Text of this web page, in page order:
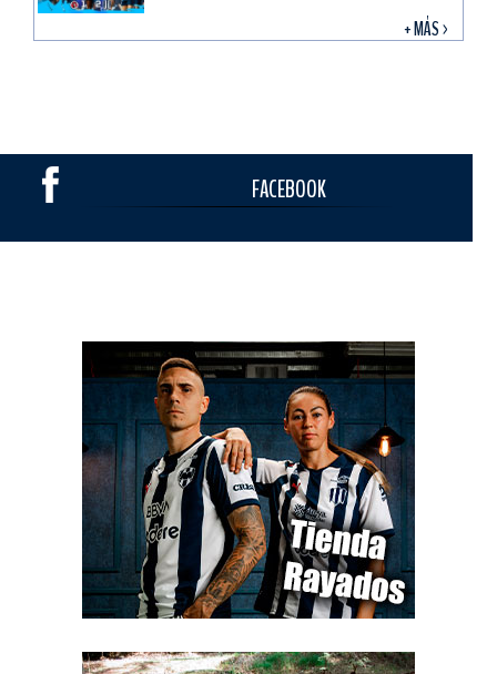
+ MÁS >
FACEBOOK